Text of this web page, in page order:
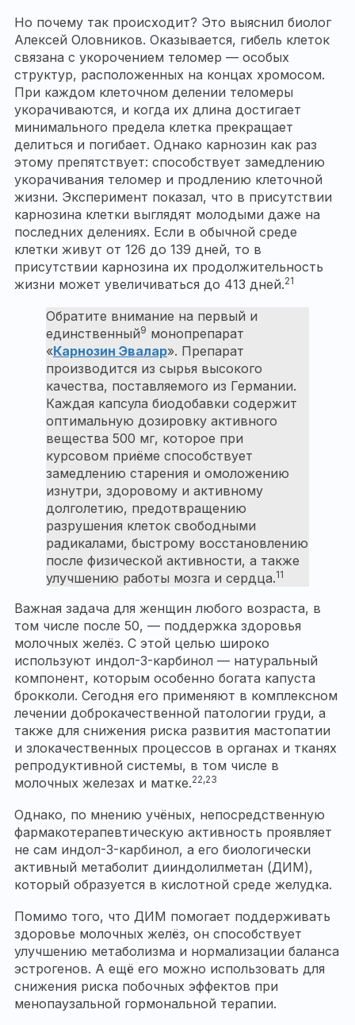
Но почему так происходит? Это выяснил биолог
Алексей Оловников. Оказывается, гибель клеток
связана с укорочением теломер — особых
структур, расположенных на концах хромосом.
При каждом клеточном делении теломеры
укорачиваются, и когда их длина достигает
минимального предела клетка прекращает
делиться и погибает. Однако карнозин как раз
этому препятствует: способствует замедлению
укорачивания теломер и продлению клеточной
жизни. Эксперимент показал, что в присутствии
карнозина клетки выглядят молодыми даже на
последних делениях. Если в обычной среде
клетки живут от 126 до 139 дней, то в
присутствии карнозина их продолжительность
жизни может увеличиваться до 413 дней.21
Обратите внимание на первый и
единственный9 монопрепарат
«Карнозин Эвалар». Препарат
производится из сырья высокого
качества, поставляемого из Германии.
Каждая капсула биодобавки содержит
оптимальную дозировку активного
вещества 500 мг, которое при
курсовом приёме способствует
замедлению старения и омоложению
изнутри, здоровому и активному
долголетию, предотвращению
разрушения клеток свободными
радикалами, быстрому восстановлению
после физической активности, а также
улучшению работы мозга и сердца.11
Важная задача для женщин любого возраста, в
том числе после 50, — поддержка здоровья
молочных желёз. С этой целью широко
используют индол-3-карбинол — натуральный
компонент, которым особенно богата капуста
брокколи. Сегодня его применяют в комплексном
лечении доброкачественной патологии груди, а
также для снижения риска развития мастопатии
и злокачественных процессов в органах и тканях
репродуктивной системы, в том числе в
молочных железах и матке.22,23
Однако, по мнению учёных, непосредственную
фармакотерапевтическую активность проявляет
не сам индол-3-карбинол, а его биологически
активный метаболит дииндолилметан (ДИМ),
который образуется в кислотной среде желудка.
Помимо того, что ДИМ помогает поддерживать
здоровье молочных желёз, он способствует
улучшению метаболизма и нормализации баланса
эстрогенов. А ещё его можно использовать для
снижения риска побочных эффектов при
менопаузальной гормональной терапии.